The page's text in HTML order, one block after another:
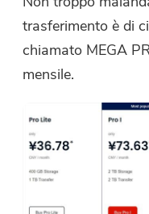
trasferimento è di
chiamato MEGA
mensile.